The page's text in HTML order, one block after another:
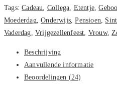
Tags:Cadeau, Collega, Etentje,
Moederdag,Onderwijs,Pensioen,
Vaderdag,Vrijgezellenfeest, Vrouw,
Beschrijving
Aanvullende informatie
Beoordelingen (24)